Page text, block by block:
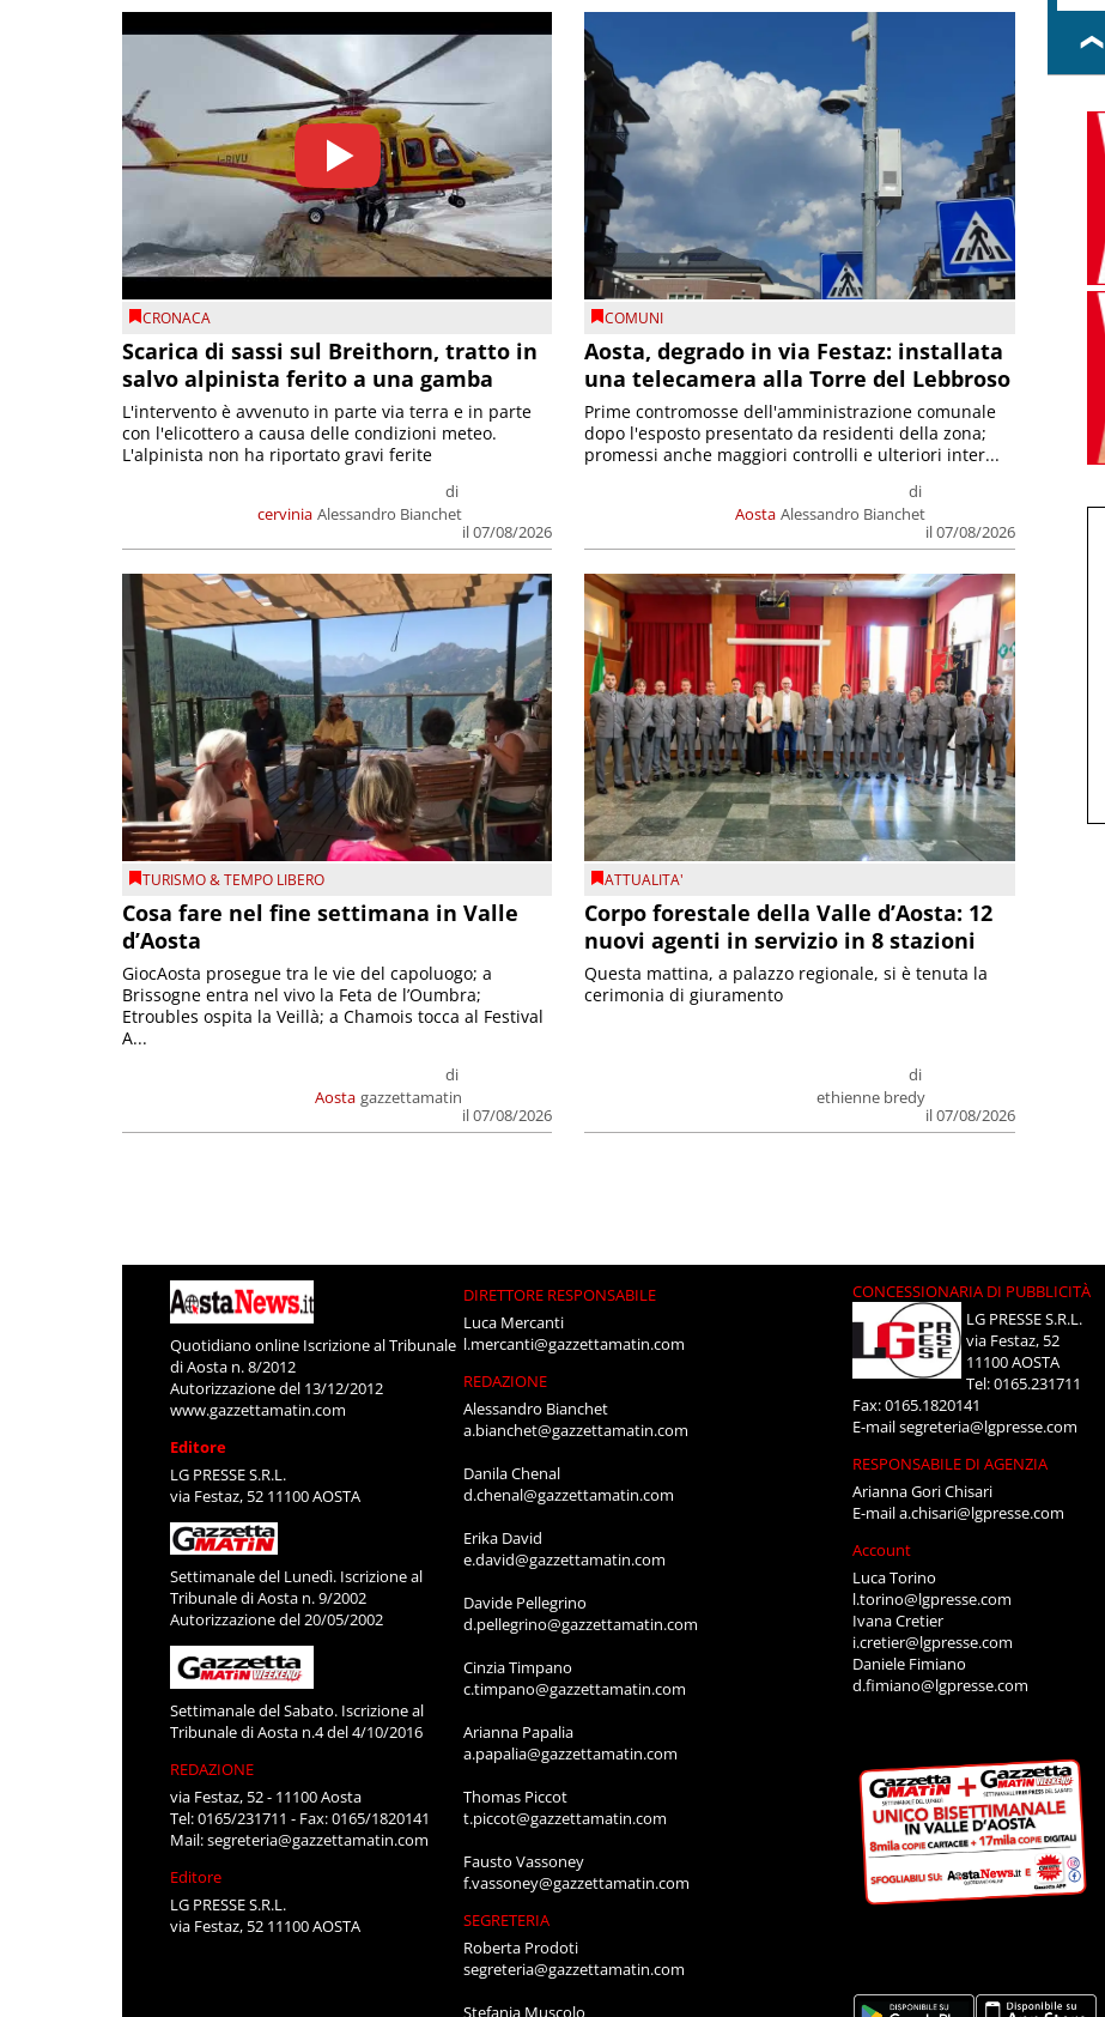
CRONACA
Scarica di sassi sul Breithorn, tratto in
salvo alpinista ferito a una gamba
cervinia
di
Alessandro Bianchet
il 07/08/2026
L'intervento è avvenuto in parte via terra e in parte
con l'elicottero a causa delle condizioni meteo.
L'alpinista non ha riportato gravi ferite
COMUNI
Aosta, degrado in via Festaz: installata
una telecamera alla Torre del Lebbroso
Aosta
di
Alessandro Bianchet
il 07/08/2026
Prime contromosse dell'amministrazione comunale
dopo l'esposto presentato da residenti della zona;
promessi anche maggiori controlli e ulteriori inter...
TURISMO & TEMPO LIBERO
Cosa fare nel fine settimana in Valle
d’Aosta
Aosta
di
gazzettamatin
il 07/08/2026
GiocAosta prosegue tra le vie del capoluogo; a
Brissogne entra nel vivo la Feta de l’Oumbra;
Etroubles ospita la Veillà; a Chamois tocca al Festival
A...
ATTUALITA'
Corpo forestale della Valle d’Aosta: 12
nuovi agenti in servizio in 8 stazioni
di
ethienne bredy
il 07/08/2026
Questa mattina, a palazzo regionale, si è tenuta la
cerimonia di giuramento
❮
Quotidiano online Iscrizione al Tribunale
di Aosta n. 8/2012
Autorizzazione del 13/12/2012
www.gazzettamatin.com
Editore
LG PRESSE S.R.L.
via Festaz, 52 11100 AOSTA
Settimanale del Lunedì. Iscrizione al
Tribunale di Aosta n. 9/2002
Autorizzazione del 20/05/2002
Settimanale del Sabato. Iscrizione al
Tribunale di Aosta n.4 del 4/10/2016
REDAZIONE
via Festaz, 52 - 11100 Aosta
Tel: 0165/231711 - Fax: 0165/1820141
Mail:segreteria@gazzettamatin.com
Editore
LG PRESSE S.R.L.
via Festaz, 52 11100 AOSTA
DIRETTORE RESPONSABILE
Luca Mercanti
l.mercanti@gazzettamatin.com
REDAZIONE
Alessandro Bianchet
a.bianchet@gazzettamatin.com
Danila Chenal
d.chenal@gazzettamatin.com
Erika David
e.david@gazzettamatin.com
Davide Pellegrino
d.pellegrino@gazzettamatin.com
Cinzia Timpano
c.timpano@gazzettamatin.com
Arianna Papalia
a.papalia@gazzettamatin.com
Thomas Piccot
t.piccot@gazzettamatin.com
Fausto Vassoney
f.vassoney@gazzettamatin.com
SEGRETERIA
Roberta Prodoti
segreteria@gazzettamatin.com
Stefania Muscolo
CONCESSIONARIA DI PUBBLICITÀ
LG PRESSE S.R.L.
via Festaz, 52
11100 AOSTA
Tel: 0165.231711
Fax: 0165.1820141
E-mailsegreteria@lgpresse.com
RESPONSABILE DI AGENZIA
Arianna Gori Chisari
E-maila.chisari@lgpresse.com
Account
Luca Torino
l.torino@lgpresse.com
Ivana Cretier
i.cretier@lgpresse.com
Daniele Fimiano
d.fimiano@lgpresse.com